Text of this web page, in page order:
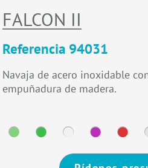
FALCON II
Referencia 94031
Navaja de acero inoxidable
empuñadura de madera.